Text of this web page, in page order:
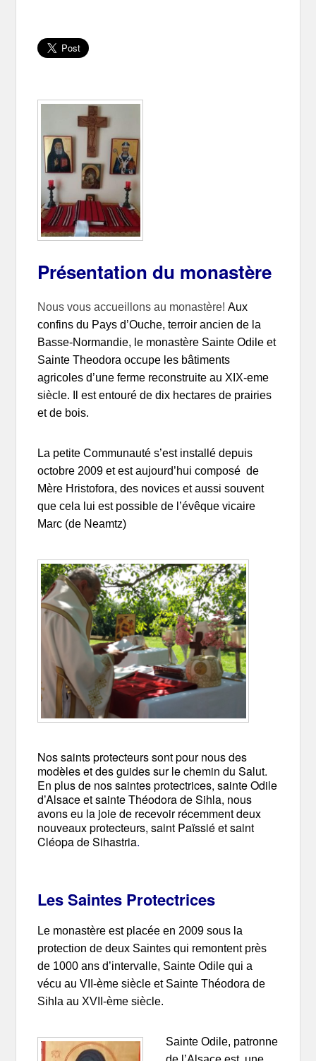
Présentation du monastère
Nous vous accueillons au monastère!Aux
confins du Pays d’Ouche, terroir ancien de la
Basse-Normandie, le monastère Sainte Odile et
Sainte Theodora occupe les bâtiments
agricoles d’une ferme reconstruite au XIX-eme
siècle. Il est entouré de dix hectares de prairies
et de bois.
La petite Communauté s’est installé depuis
octobre 2009 et est aujourd’hui composé de
Mère Hristofora, des novices et aussi souvent
que cela lui est possible de l’évêque vicaire
Marc (de Neamtz)
Nos saints protecteurs sont pour nous des
modèles et des guides sur le chemin du Salut.
En plus de nos saintes protectrices, sainte Odile
d’Alsace et sainte Théodora de Sihla, nous
avons eu la joie de recevoir récemment deux
nouveaux protecteurs, saint Païssié et saint
Cléopa de Sihastria.
Les Saintes Protectrices
Le monastère est placée en 2009 sous la
protection de deux Saintes qui remontent près
de 1000 ans d’intervalle, Sainte Odile qui a
vécu au VII-ème siècle et Sainte Théodora de
Sihla au XVII-ème siècle.
Sainte Odile, patronne